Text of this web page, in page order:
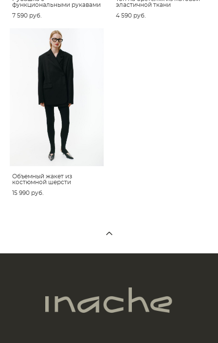
функциональными рукавами
7 590 pуб.
эластичной ткани
4 590 pуб.
Объемный жакет из
костюмной шерсти
15 990 pуб.